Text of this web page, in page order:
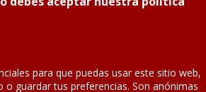
y Comunicaciones
para que puedas usar este sitio web,
o guardar tus preferencias. Son anónimas